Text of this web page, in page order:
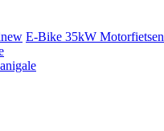
new E-Bike 35kW Motorfietsen